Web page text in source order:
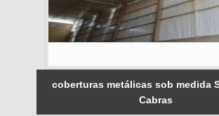
coberturas metálicas sob medida
Cabras